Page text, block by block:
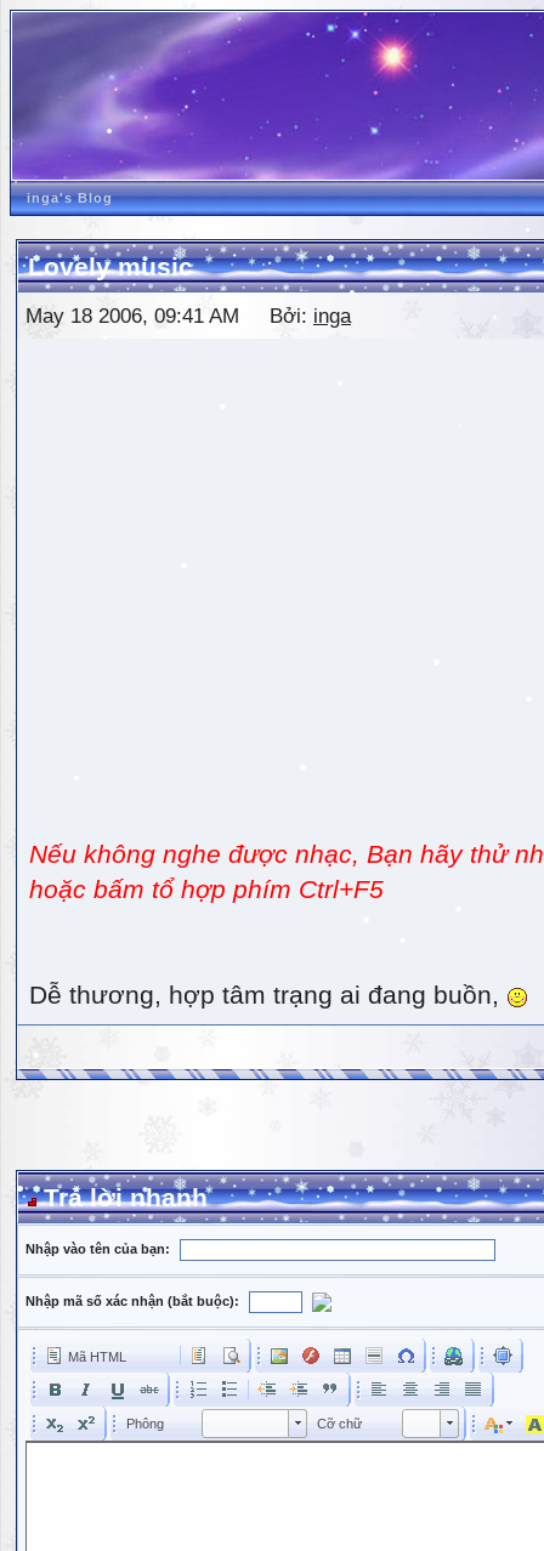
inga's Blog
Lovely music
May 18 2006, 09:41 AM Bởi: inga
Nếu không nghe được nhạc, Bạn hãy thử
hoặc bấm tổ hợp phím Ctrl+F5
Dễ thương, hợp tâm trạng ai đang buồn,
Trả lời nhanh
Nhập vào tên của bạn:
Nhập mã số xác nhận (bắt buộc):
Mã HTML
Phông Phông Cỡ chữ Kích cỡ phông